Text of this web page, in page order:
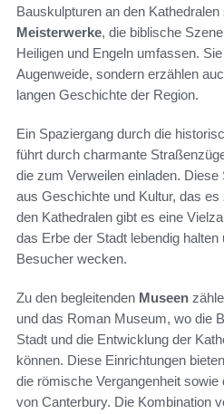
Bauskulpturen an den Kathedralen
Meisterwerke, die biblische
Heiligen und Engeln umfassen.
Augenweide, sondern erzählen
langen Geschichte der Region.
Ein Spaziergang durch die
führt durch charmante
die zum Verweilen einladen.
aus Geschichte und Kultur, das
den Kathedralen gibt es eine
das Erbe der Stadt lebendig halten
Besucher wecken.
Zu den begleitenden Museen
und das Roman Museum, wo die
Stadt und die Entwicklung der
können. Diese Einrichtungen
die römische Vergangenheit
von Canterbury. Die Kombination